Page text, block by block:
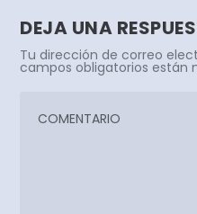
DEJA UNA
Tu dirección de correo
campos obligatorios están